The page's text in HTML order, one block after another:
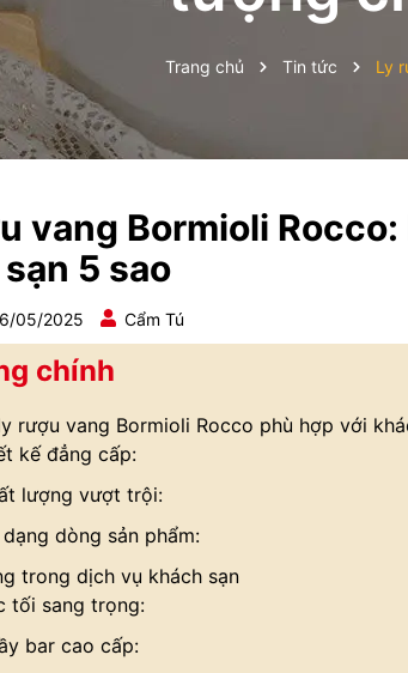
Trang chủ Tin tức Ly
vang Bormioli
5 sao
05/2025 Cẩm Tú
chính
rượu vang Bormioli Rocco phù hợp với
kế đẳng cấp:
lượng vượt trội:
dòng sản phẩm:
trong dịch vụ khách sạn
tối sang trọng:
bar cao cấp: